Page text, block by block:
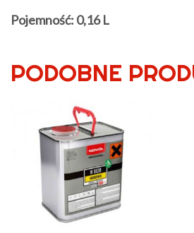
Pojemność: 0,16 L
PODOBNE